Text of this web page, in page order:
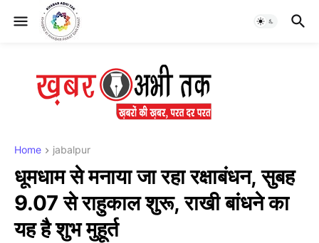
Home jabalpur
धूमधाम से मनाया जा रहा रक्षाबंधन, सुबह
9.07 से राहुकाल शुरू, राखी बांधने का
यह है शुभ मुहूर्त